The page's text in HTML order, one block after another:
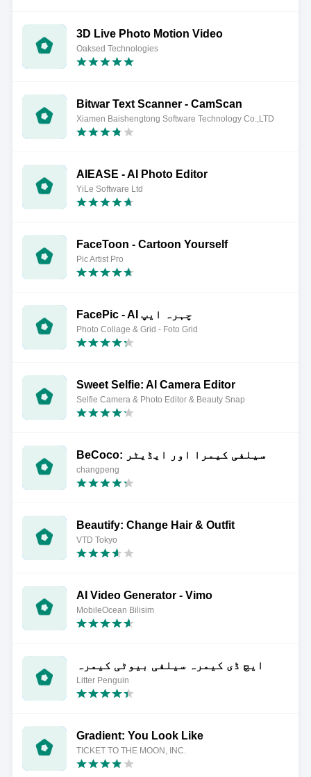
3D Live Photo Motion Video
Oaksed Technologies
Bitwar Text Scanner - CamScan
Xiamen Baishengtong Software Technology Co.,LTD
AIEASE - AI Photo Editor
YiLe Software Ltd
FaceToon - Cartoon Yourself
Pic Artist Pro
FacePic - AI چہرہ ایپ
Photo Collage & Grid - Foto Grid
Sweet Selfie: AI Camera Editor
Selfie Camera & Photo Editor & Beauty Snap
BeCoco: سیلفی کیمرا اور ایڈیٹر
changpeng
Beautify: Change Hair & Outfit
VTD Tokyo
AI Video Generator - Vimo
MobileOcean Bilisim
ایچ ڈی کیمرہ سیلفی بیوٹی کیمرہ
Litter Penguin
Gradient: You Look Like
TICKET TO THE MOON, INC.